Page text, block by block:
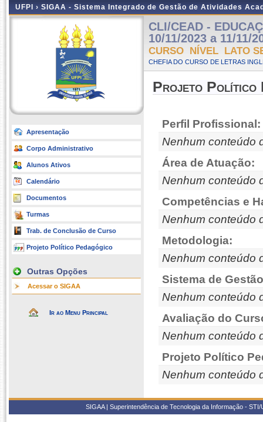
UFPI › SIGAA - Sistema Integrado de Gestão de Atividades
Apresentação
Corpo Administrativo
Alunos Ativos
Calendário
Documentos
Turmas
Trab. de Conclusão de Curso
Projeto Político Pedagógico
Outras Opções
Acessar o SIGAA
Ir ao Menu Principal
CLI/CEAD -
10/11/2023 a 11/11/
CURSO NÍVEL LATO
CHEFIA DO CURSO DE LETRAS
Projeto Político
Perfil Profissional:
Nenhum conteúdo
Área de Atuação:
Nenhum conteúdo
Competências e
Nenhum conteúdo
Metodologia:
Nenhum conteúdo
Sistema de
Nenhum conteúdo
Avaliação do
Nenhum conteúdo
Projeto Político
Nenhum conteúdo
SIGAA | Superintendência de Tecnologia da Informação -